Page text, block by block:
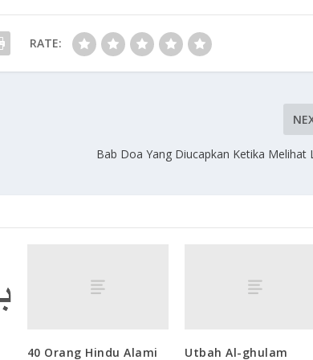
RATE:
Bab Doa Yang Diucapkan Ketika Melihat
40 Orang Hindu Alami
Utbah Al-ghulam